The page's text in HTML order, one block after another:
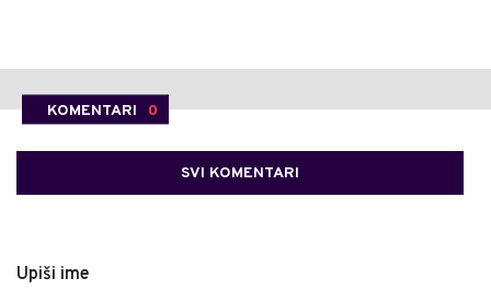
KOMENTARI 0
SVI KOMENTARI
Upiši ime